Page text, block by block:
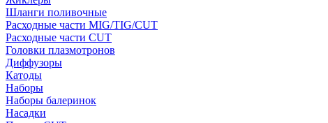
Шланги поливочные
Расходные части MIG/TIG/CUT
Расходные части CUT
Головки плазмотронов
Диффузоры
Катоды
Наборы
Наборы балеринок
Насадки